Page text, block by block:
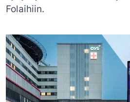
Folaihiin.